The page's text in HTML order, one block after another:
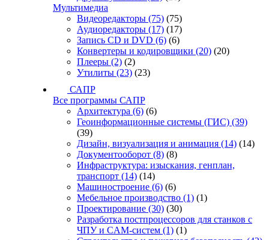
Мультимедиа
Видеоредакторы (75) (75)
Аудиоредакторы (17) (17)
Запись CD и DVD (6) (6)
Конвертеры и кодировщики (20) (20)
Плееры (2) (2)
Утилиты (23) (23)
САПР
Все программы САПР
Архитектура (6) (6)
Геоинформационные системы (ГИС) (39)
(39)
Дизайн, визуализация и анимация (14) (14)
Документооборот (8) (8)
Инфраструктура: изыскания, генплан,
транспорт (14) (14)
Машиностроение (6) (6)
Мебельное производство (1) (1)
Проектирование (30) (30)
Разработка постпроцессоров для станков с
ЧПУ и CAM-систем (1) (1)